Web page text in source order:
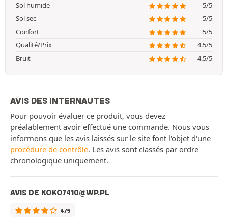
Sol humide
5/5
Sol sec
5/5
Confort
5/5
Qualité/Prix
4.5/5
Bruit
4.5/5
AVIS DES INTERNAUTES
Pour pouvoir évaluer ce produit, vous devez
préalablement avoir effectué une commande. Nous vous
informons que les avis laissés sur le site font l'objet d'une
procédure de contrôle. Les avis sont classés par ordre
chronologique uniquement.
AVIS DE KOKO7410@WP.PL
4/5